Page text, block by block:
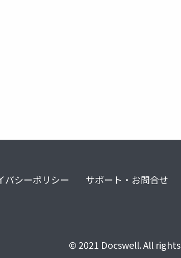
バシーポリシー サポート・お問合せ
© 2021 Docswell. All